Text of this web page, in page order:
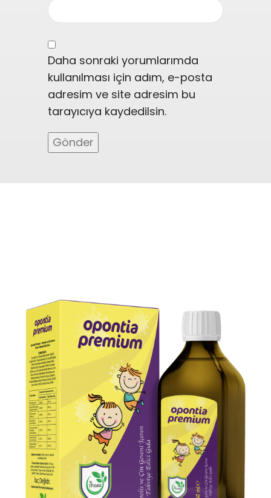
Daha sonraki yorumlarımda
kullanılması için adım, e-posta
adresim ve site adresim bu
tarayıcıya kaydedilsin.